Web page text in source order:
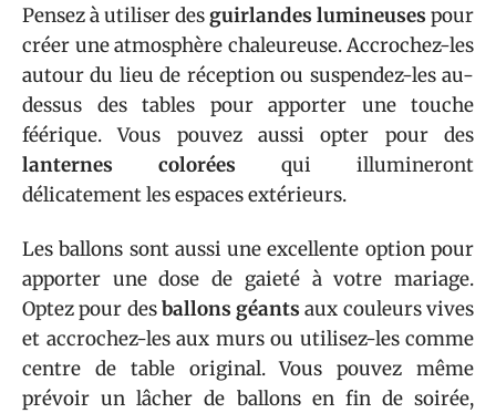
Pensez à utiliser desguirlandes lumineuses pour
créer une atmosphère chaleureuse. Accrochez-les
autour du lieu de réception ou suspendez-les au-
dessus des tables pour apporter une touche
féérique. Vous pouvez aussi opter pour des
lanternes colorées qui illumineront
délicatement les espaces extérieurs.
Les ballons sont aussi une excellente option pour
apporter une dose de gaieté à votre mariage.
Optez pour desballons géants aux couleurs vives
et accrochez-les aux murs ou utilisez-les comme
centre de table original. Vous pouvez même
prévoir un lâcher de ballons en fin de soirée,